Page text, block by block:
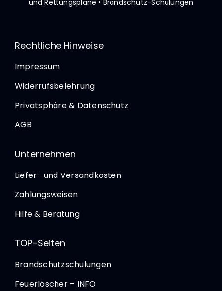
und Rettungspläne • Brandschutz-Schulungen
Rechtliche Hinweise
Impressum
Widerrufsbelehrung
Privatsphäre & Datenschutz
AGB
Unternehmen
Liefer- und Versandkosten
Zahlungsweisen
Hilfe & Beratung
TOP-Seiten
Brandschutzschulungen
Feuerlöscher – INFO